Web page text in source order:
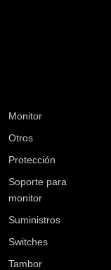
Monitor
Otros
Protección
Soporte para
monitor
Suministros
Switches
Tambor